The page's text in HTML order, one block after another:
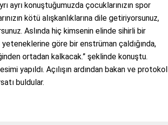
ayrı konuştuğumuzda çocuklarınızın spor
kötü alışkanlıklarına dile getiriyorsunuz,
Aslında hiç kimsenin elinde sihirli bir
göre bir enstrüman çaldığında,
ortadan kalkacak.” şeklinde konuştu.
yapıldı. Açılışın ardından bakan ve protokol
buldular.